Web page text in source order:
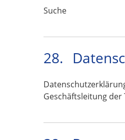
Suche
28.
Geschäftsleitung